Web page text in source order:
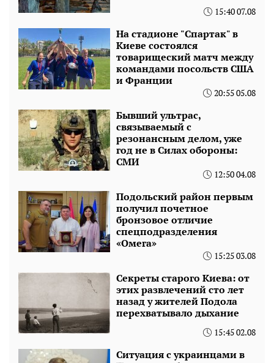
15:40 07.08
На стадионе "Спартак" в
Киеве состоялся
товарищеский матч между
командами посольств США
и Франции
20:55 05.08
Бывший ультрас,
связываемый с
резонансным делом, уже
год не в Силах обороны:
СМИ
12:50 04.08
Подольский район первым
получил почетное
бронзовое отличие
спецподразделения
«Омега»
15:25 03.08
Секреты старого Киева: от
этих развлечений сто лет
назад у жителей Подола
перехватывало дыхание
15:45 02.08
Ситуация с украинцами в